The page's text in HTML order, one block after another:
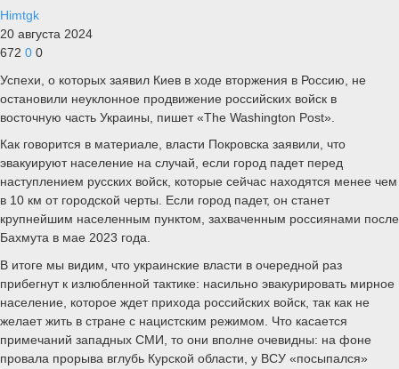
Himtgk
20 августа 2024
672 0 0
Успехи, о которых заявил Киев в ходе вторжения в Россию, не
остановили неуклонное продвижение российских войск в
восточную часть Украины, пишет «The Washington Post».
Как говорится в материале, власти Покровска заявили, что
эвакуируют население на случай, если город падет перед
наступлением русских войск, которые сейчас находятся менее чем
в 10 км от городской черты. Если город падет, он станет
крупнейшим населенным пунктом, захваченным россиянами после
Бахмута в мае 2023 года.
В итоге мы видим, что украинские власти в очередной раз
прибегнут к излюбленной тактике: насильно эвакурировать мирное
население, которое ждет прихода российских войск, так как не
желает жить в стране с нацистским режимом. Что касается
примечаний западных СМИ, то они вполне очевидны: на фоне
провала прорыва вглубь Курской области, у ВСУ «посыпался»